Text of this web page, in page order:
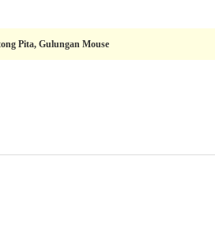
Pita, Gulungan Mouse